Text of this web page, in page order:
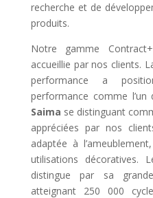
recherche et de
produits.
Notre gamme
accueillie par nos clients.
performance a
performance comme l’un
Saima se distinguant
appréciées par nos
adaptée à
utilisations décoratives.
distingue par sa
atteignant 250 000